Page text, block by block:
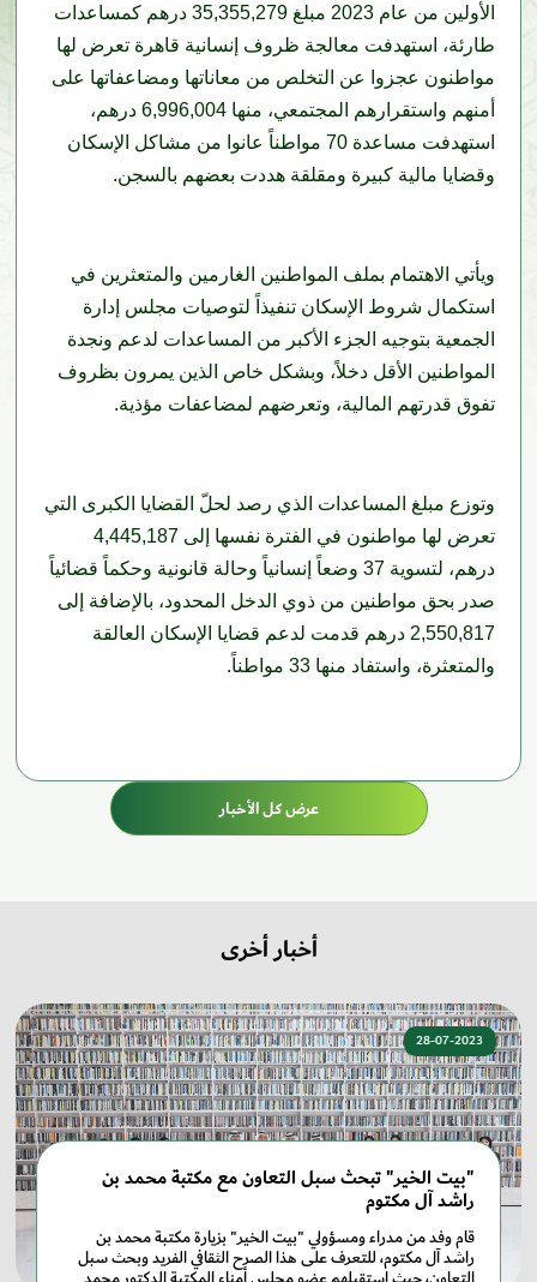
الأولين من عام 2023 مبلغ 35,355,279 درهم كمساعدات
طارئة، استهدفت معالجة ظروف إنسانية قاهرة تعرض لها
مواطنون عجزوا عن التخلص من معاناتها ومضاعفاتها على
أمنهم واستقرارهم المجتمعي، منها 6,996,004 درهم،
استهدفت مساعدة 70 مواطناً عانوا من مشاكل الإسكان
وقضايا مالية كبيرة ومقلقة هددت بعضهم بالسجن.
ويأتي الاهتمام بملف المواطنين الغارمين والمتعثرين في
استكمال شروط الإسكان تنفيذاً لتوصيات مجلس إدارة
الجمعية بتوجيه الجزء الأكبر من المساعدات لدعم ونجدة
المواطنين الأقل دخلاً، وبشكل خاص الذين يمرون بظروف
تفوق قدرتهم المالية، وتعرضهم لمضاعفات مؤذية.
وتوزع مبلغ المساعدات الذي رصد لحلّ القضايا الكبرى التي
تعرض لها مواطنون في الفترة نفسها إلى 4,445,187
درهم، لتسوية 37 وضعاً إنسانياً وحالة قانونية وحكماً قضائياً
صدر بحق مواطنين من ذوي الدخل المحدود، بالإضافة إلى
2,550,817 درهم قدمت لدعم قضايا الإسكان العالقة
والمتعثرة، واستفاد منها 33 مواطناً.
عرض كل الأخبار
أخبار أخرى
28-07-2023
"بيت الخير" تبحث سبل التعاون مع مكتبة محمد بن
راشد آل مكتوم
قام وفد من مدراء ومسؤولي "بيت الخير" بزيارة مكتبة محمد بن
راشد آل مكتوم، للتعرف على هذا الصرح الثقافي الفريد وبحث سبل